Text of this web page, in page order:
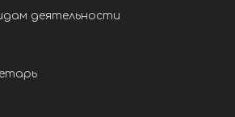
деятельности